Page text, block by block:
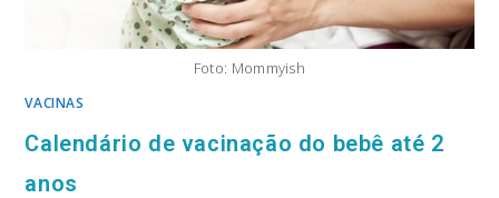
Foto: Mommyish
VACINAS
Calendário de vacinação do bebê até 2
anos